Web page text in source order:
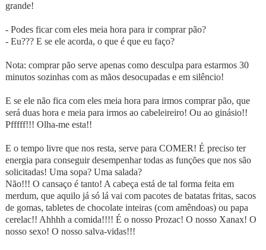
grande!
- Podes ficar com eles meia hora para ir comprar pão?
- Eu??? E se ele acorda, o que é que eu faço?
Nota: comprar pão serve apenas como desculpa para estarmos 30
minutos sozinhas com as mãos desocupadas e em silêncio!
E se ele não fica com eles meia hora para irmos comprar pão, que
será duas hora e meia para irmos ao cabeleireiro! Ou ao ginásio!!
Pfffff!!! Olha-me esta!!
E o tempo livre que nos resta, serve para COMER! É preciso ter
energia para conseguir desempenhar todas as funções que nos são
solicitadas! Uma sopa? Uma salada?
Não!!! O cansaço é tanto! A cabeça está de tal forma feita em
merdum, que aquilo já só lá vai com pacotes de batatas fritas, sacos
de gomas, tabletes de chocolate inteiras (com amêndoas) ou papa
cerelac!! Ahhhh a comida!!!! É o nosso Prozac! O nosso Xanax! O
nosso sexo! O nosso salva-vidas!!!